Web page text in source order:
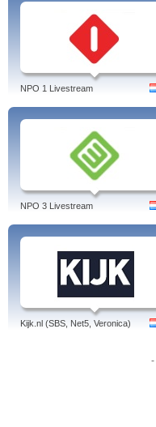
NPO 1 Livestream
NPO 3 Livestream
Kijk.nl (SBS, Net5, Veronica)
-